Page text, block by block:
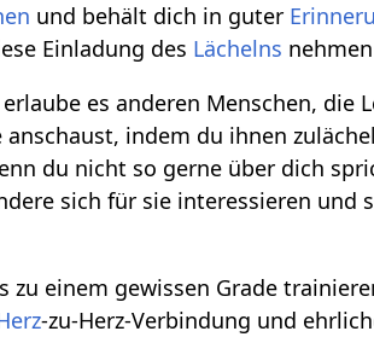
und behält dich in guter
Einladung des Lächelns
es anderen Menschen, die
indem du ihnen
du nicht so gerne über dich
sich für sie interessieren
zu einem gewissen Grade
-zu-Herz-Verbindung und